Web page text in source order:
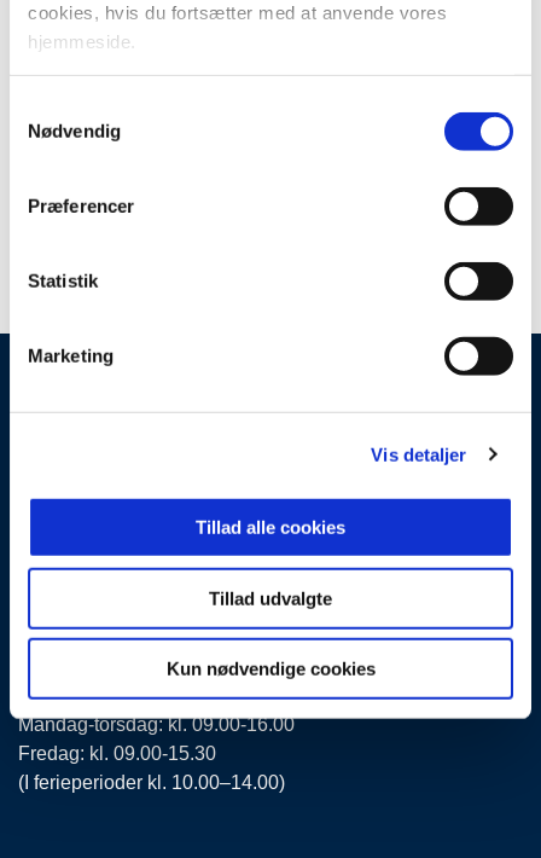
cookies, hvis du fortsætter med at anvende vores
hjemmeside.
Nødvendig
Præferencer
Statistik
Marketing
Vis detaljer
Tillad alle cookies
Tillad udvalgte
Kun nødvendige cookies
Kommissorium: Miljøkonsekvensvurdering af Østlig
By-, Land- og
EAN: 5798000893429
CVR: 43265717
Mandag-torsdag: kl. 09.00-16.00
Fredag: kl. 09.00-15.30
(I ferieperioder kl. 10.00–14.00)